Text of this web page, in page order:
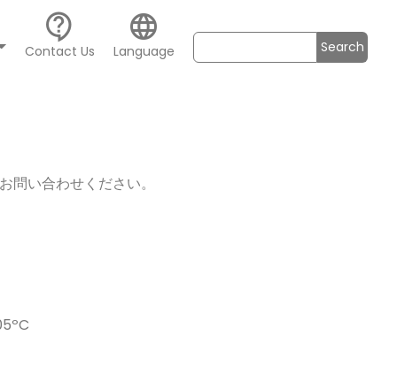
contact_support
Contact Us
language
Language Search
問い合わせください。